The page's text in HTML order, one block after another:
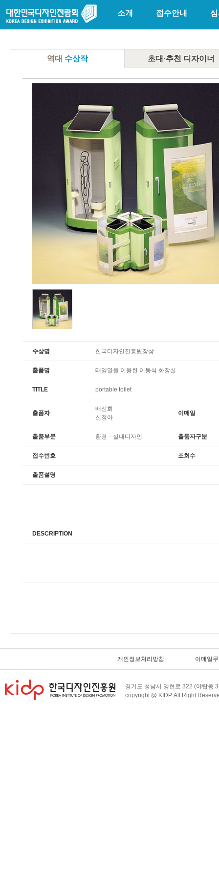
소개 접수안내
역대 수상작 초대·추천 디자이너
수상명 한국디자인진흥원장상
출품명 태양열을 이용한 이동식 화장실
TITLE portable toilet
출품자
배선희
신정아
이메일
출품부문 환경ㆍ실내디자인 출품자구분
접수번호 조회수
출품설명
DESCRIPTION
개인정보처리방침 이메일
경기도 성남시 양현로 322 (야탑동
copyright @ KIDP. All Right